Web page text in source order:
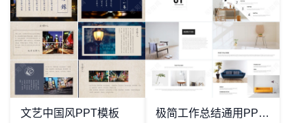
文艺中国风PPT模板 极简工作总结通用PPT模板